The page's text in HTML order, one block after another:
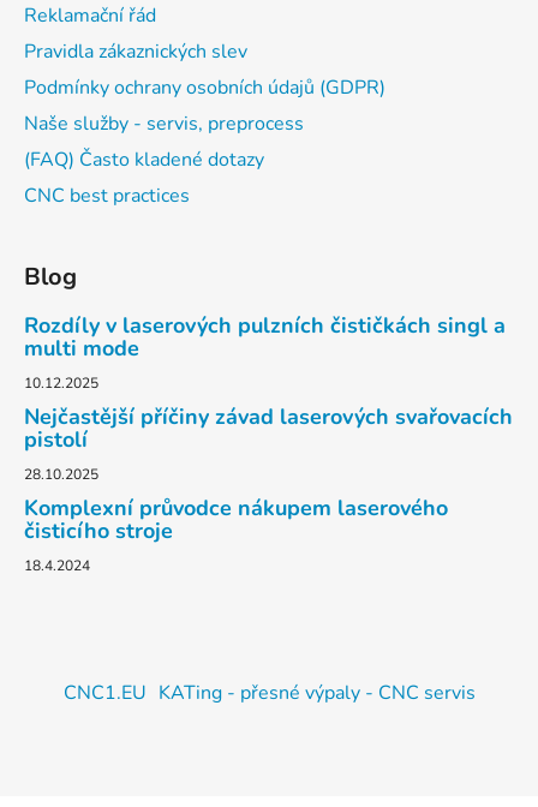
Reklamační řád
Pravidla zákaznických slev
Podmínky ochrany osobních údajů (GDPR)
Naše služby - servis, preprocess
(FAQ) Často kladené dotazy
CNC best practices
Blog
Rozdíly v laserových pulzních čističkách singl a
multi mode
10.12.2025
Nejčastější příčiny závad laserových svařovacích
pistolí
28.10.2025
Komplexní průvodce nákupem laserového
čisticího stroje
18.4.2024
CNC1.EU KATing - přesné výpaly - CNC servis